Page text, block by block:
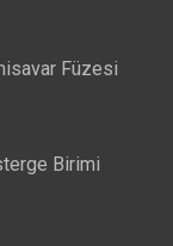
Füzesi
Birimi